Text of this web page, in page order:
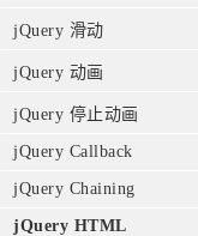
jQuery 滑动
jQuery 动画
jQuery 停止动画
jQuery Callback
jQuery Chaining
jQuery HTML